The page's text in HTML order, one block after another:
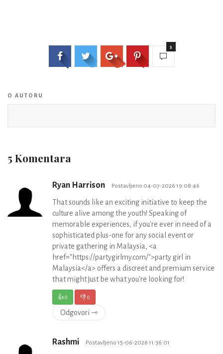
5
O AUTORU
5 Komentara
Ryan Harrison Postavljeno 04-07-2026 19:08:46
That sounds like an exciting initiative to keep the
culture alive among the youth! Speaking of
memorable experiences, if you're ever in need of a
sophisticated plus-one for any social event or
private gathering in Malaysia, <a
href="https://partygirlmy.com/">party girl in
Malaysia</a> offers a discreet and premium service
that might just be what you're looking for!
👍0 👎0
Odgovori ⇾
Rashmi Postavljeno 15-06-2026 11:36:01